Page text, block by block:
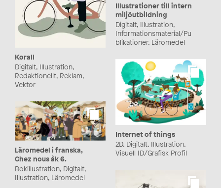
Illustrationer till intern
miljöutbildning
Digitalt, Illustration,
Informationsmaterial/Pu
blikationer, Läromedel
Korall
Digitalt, Illustration,
Redaktionellt, Reklam,
Vektor
Internet of things
2D, Digitalt, Illustration,
Visuell ID/Grafisk Profil
Läromedel i franska,
Chez nous åk 6.
Bokillustration, Digitalt,
Illustration, Läromedel